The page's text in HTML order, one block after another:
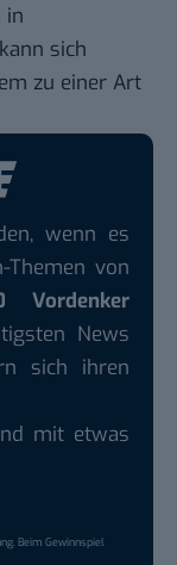
in
sich
zu einer Art
wenn es
Themen von
Vordenker
News
sich ihren
mit etwas
. Beim Gewinnspiel